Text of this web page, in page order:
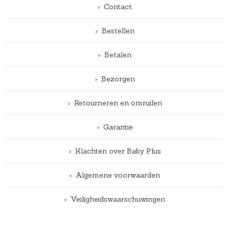
Contact
Bestellen
Betalen
Bezorgen
Retourneren en omruilen
Garantie
Klachten over Baby Plus
Algemene voorwaarden
Veiligheidswaarschuwingen